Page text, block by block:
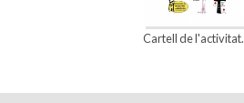
Cartell de l'activitat.